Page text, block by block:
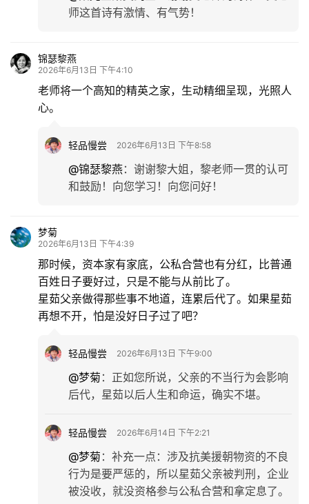
师这首诗有激情、有气势！
锦瑟黎燕
2026年6月13日 下午4:10
老师将一个高知的精英之家，生动精细呈现，光照人
心。
轻品慢尝 2026年6月13日 下午8:58
@锦瑟黎燕： 谢谢黎大姐，黎老师一贯的认可
和鼓励！向您学习！向您问好！
梦菊
2026年6月13日 下午4:39
那时候，资本家有家底，公私合营也有分红，比普通
百姓日子要好过，只是不能与从前比了。
星茹父亲做得那些事不地道，连累后代了。如果星茹
再想不开，怕是没好日子过了吧？
轻品慢尝 2026年6月13日 下午9:00
@梦菊 ： 正如您所说，父亲的不当行为会影响
后代，星茹以后人生和命运，确实不堪。
轻品慢尝 2026年6月14日 下午2:21
@梦菊 ： 补充一点：涉及抗美援朝物资的不良
行为是要严惩的，所以星茹父亲被判刑，企业
被没收，就没资格参与公私合营和拿定息了。